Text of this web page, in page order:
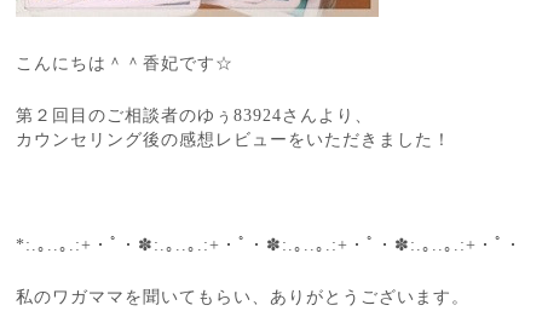
こんにちは＾＾香妃です☆
第２回目のご相談者のゆぅ83924さんより、
カウンセリング後の感想レビューをいただきました！
*:.｡..｡.:+・ﾟ・✽:.｡..｡.:+・ﾟ・✽:.｡..｡.:+・ﾟ・✽:.｡..｡.:+・ﾟ・
私のワガママを聞いてもらい、ありがとうございます。